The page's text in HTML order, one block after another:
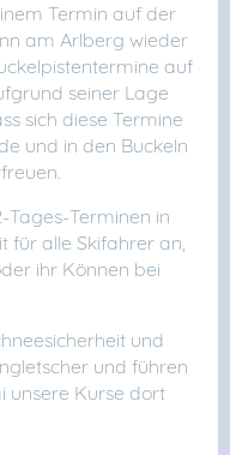
Termin auf der
am Arlberg wieder
auf
seiner Lage
sich diese Termine
und in den Buckeln
Terminen in
für alle Skifahrer an,
ihr Können bei
und
und führen
unsere Kurse dort